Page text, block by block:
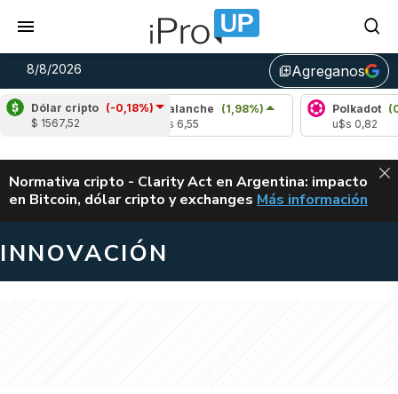
8/8/2026 library_addAgreganos
Dólar cripto (-0,18%)
$ 1567,52
(-0,56%) Avalanche (1,98%)
Polkadot
u$s 0,82
ALERTA
Normativa cripto - Clarity Act en Argentina: impacto
en Bitcoin, dólar cripto y exchanges CLARITY ACT EN
Más información
INNOVACIÓN